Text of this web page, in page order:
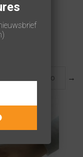
logo →